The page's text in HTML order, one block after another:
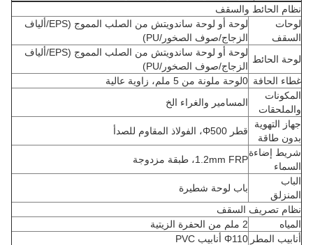
نظام الحائط والسقف
لوحات
السقف
لوحة أو لوحة ساندويتش من الصلب المموج (EPS/ألياف
الزجاج/صوف الصخور/PU)
لوحة الحائط
لوحة أو لوحة ساندويتش من الصلب المموج (EPS/ألياف
الزجاج/صوف الصخور/PU)
غطاء الحافة 0لوحة ملونة من 5 ملم، زاوية عالية
المكونات
والملحقات
المسامير والغراء الخ
جهاز التهوية
بدون طاقة
قطر Φ500، الفولاذ المقاوم للصدأ
شريط إضاءة
السماء
1.2mm FRP، طبقة مزدوجة
الباب
المنزلق
باب لوحة شطيرة
نظام تصريف السقف
المياه
2 ملم من الحفرة الزيتية
أنابيب المطر Φ110 أنابيب PVC